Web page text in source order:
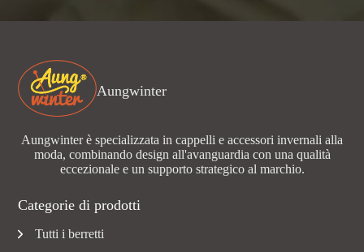
Aungwinter
Aungwinter è specializzata in cappelli e accessori invernali alla
moda, combinando design all'avanguardia con una qualità
eccezionale e un supporto strategico al marchio.
Categorie di prodotti
Tutti i berretti